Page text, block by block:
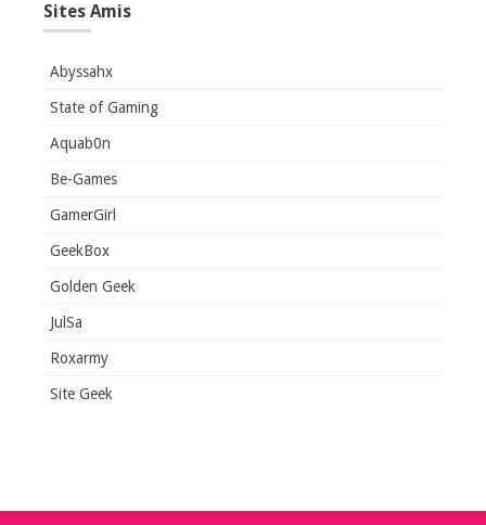
Sites Amis
Abyssahx
State of Gaming
Aquab0n
Be-Games
GamerGirl
GeekBox
Golden Geek
JulSa
Roxarmy
Site Geek